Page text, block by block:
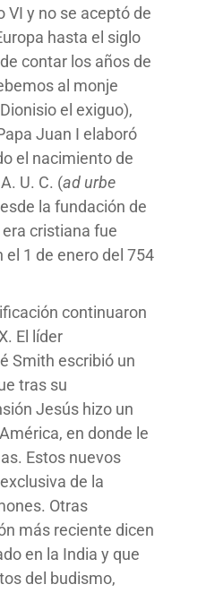
VI y no se aceptó de
hasta el siglo
contar los años de
al monje
el exiguo),
Juan I elaboró
el nacimiento de
U. C. (ad urbe
la fundación de
era cristiana fue
el 1 de enero del 754
continuaron
El líder
Smith escribió un
tras su
Jesús hizo un
en donde le
Estos nuevos
de la
Otras
más reciente dicen
en la India y que
del budismo,